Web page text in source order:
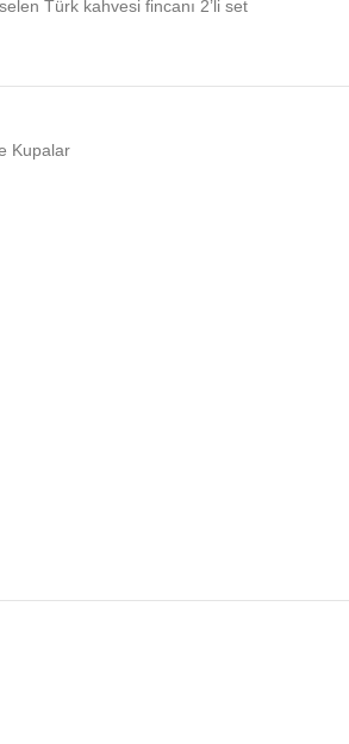
Türk kahvesi fincanı 2’li set
Kupalar